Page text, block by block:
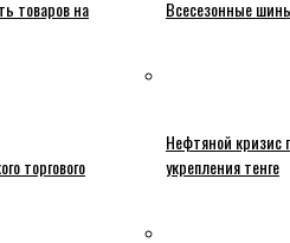
товаров на
торгового
Всесезонные
Нефтяной кризис
укрепления тенге